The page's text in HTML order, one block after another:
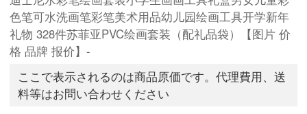
色笔可水洗画笔彩笔美术用品幼儿园绘画工具开学新年
礼物 328件苏菲亚PVC绘画套装（配礼品袋）【图片 价
格 品牌 报价】-
ここで表示されるのは商品原価です。代理費用、送
料等はお問い合わせください